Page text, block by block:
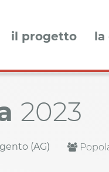
il progetto la
2023
(AG)